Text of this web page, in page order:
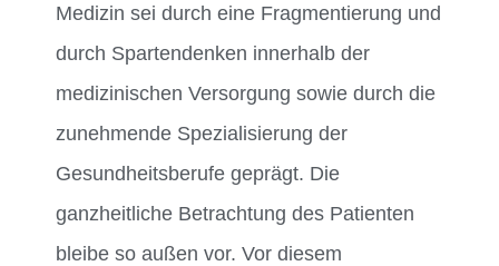
Medizin sei durch eine Fragmentierung und
durch Spartendenken innerhalb der
medizinischen Versorgung sowie durch die
zunehmende Spezialisierung der
Gesundheitsberufe geprägt. Die
ganzheitliche Betrachtung des Patienten
bleibe so außen vor. Vor diesem